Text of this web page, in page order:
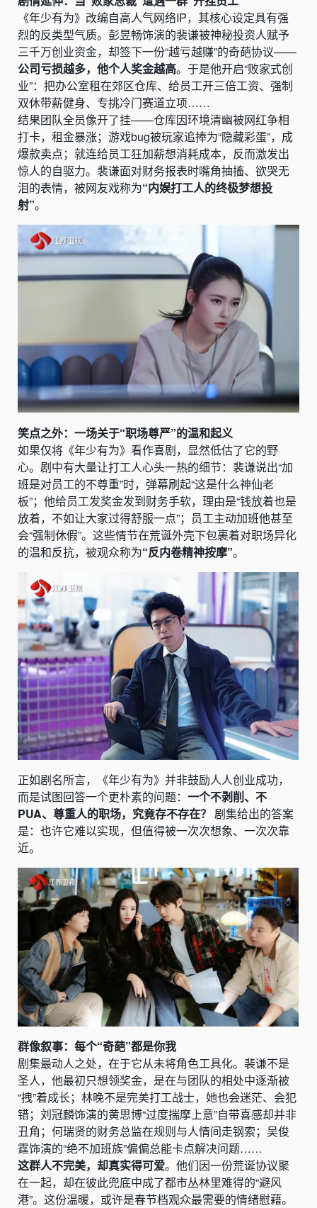
《年少有为》改编自高人气网络IP，其核心设定具有强
烈的反类型气质。彭昱畅饰演的裴谦被神秘投资人赋予
三千万创业资金，却签下一份“越亏越赚”的奇葩协议——
公司亏损越多，他个人奖金越高。于是他开启“败家式创
业”：把办公室租在郊区仓库、给员工开三倍工资、强制
双休带薪健身、专挑冷门赛道立项……
结果团队全员像开了挂——仓库因环境清幽被网红争相
打卡，租金暴涨；游戏bug被玩家追捧为“隐藏彩蛋”，成
爆款卖点；就连给员工狂加薪想消耗成本，反而激发出
惊人的自驱力。裴谦面对财务报表时嘴角抽搐、欲哭无
泪的表情，被网友戏称为“内娱打工人的终极梦想投
射”。
笑点之外：一场关于“职场尊严”的温和起义
如果仅将《年少有为》看作喜剧，显然低估了它的野
心。剧中有大量让打工人心头一热的细节：裴谦说出“加
班是对员工的不尊重”时，弹幕刷起“这是什么神仙老
板”；他给员工发奖金发到财务手软，理由是“钱放着也是
放着，不如让大家过得舒服一点”；员工主动加班他甚至
会“强制休假”。这些情节在荒诞外壳下包裹着对职场异化
的温和反抗，被观众称为“反内卷精神按摩”。
正如剧名所言，《年少有为》并非鼓励人人创业成功，
而是试图回答一个更朴素的问题： 一个不剥削、不
PUA、尊重人的职场，究竟存不存在？ 剧集给出的答案
是：也许它难以实现，但值得被一次次想象、一次次靠
近。
群像叙事：每个“奇葩”都是你我
剧集最动人之处，在于它从未将角色工具化。裴谦不是
圣人，他最初只想领奖金，是在与团队的相处中逐渐被
“拽”着成长；林晚不是完美打工战士，她也会迷茫、会犯
错；刘冠麟饰演的黄思博“过度揣摩上意”自带喜感却并非
丑角；何瑞贤的财务总监在规则与人情间走钢索；吴俊
霆饰演的“绝不加班族”偏偏总能卡点解决问题……
这群人不完美，却真实得可爱。他们因一份荒诞协议聚
在一起，却在彼此兜底中成了都市丛林里难得的“避风
港”。这份温暖，或许是春节档观众最需要的情绪慰藉。